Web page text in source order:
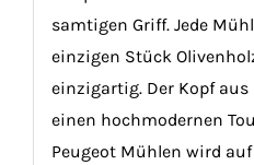
samtigen Griff. Jede
einzigen Stück
einzigartig. Der Kopf
einen hochmodernen
Peugeot Mühlen wird